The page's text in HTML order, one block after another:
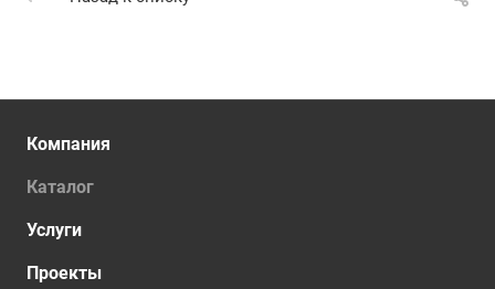
Компания
Каталог
Услуги
Проекты